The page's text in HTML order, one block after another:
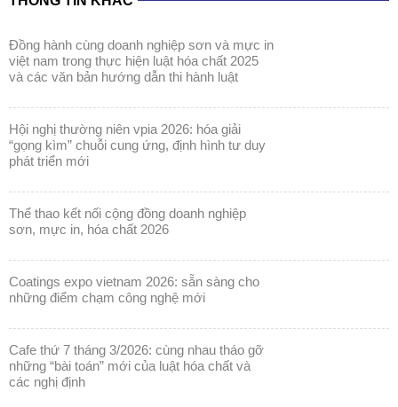
đồng hành cùng doanh nghiệp sơn và mực in
việt nam trong thực hiện luật hóa chất 2025
và các văn bản hướng dẫn thi hành luật
hội nghị thường niên vpia 2026: hóa giải
“gọng kìm” chuỗi cung ứng, định hình tư duy
phát triển mới
thể thao kết nối cộng đồng doanh nghiệp
sơn, mực in, hóa chất 2026
coatings expo vietnam 2026: sẵn sàng cho
những điểm chạm công nghệ mới
cafe thứ 7 tháng 3/2026: cùng nhau tháo gỡ
những “bài toán” mới của luật hóa chất và
các nghị định